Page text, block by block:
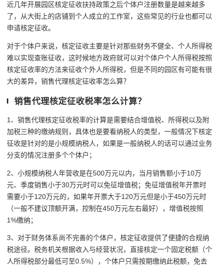
近几年开展园区核定征收扶持政策之后个体户注册数量是越来越多
了，从大街上的店铺到个人成立的工作室，这些常见的行业也都可以
申请核定征收。
对于个体户来说，核定征收主要是针对那些财务不健全、个人所得税
难以实现查账征收，这时候地方政府就可以对个体户个人所得税按照
核定征收率的方法来征收个外人所得税，但是不同的园区有可能有很
大的差异，销售代理核定征收率怎么算？
销售代理核定征收税率怎么计算？
1、销售代理核定征收税率的计算是需要结合增值税、所得税以及附
加税三种的缴纳规则，具体也是要看纳税人的类型，一般情况下核定
征收是针对的是小规模纳税人，如果是一般纳税人的话可以通过业务
分支的情况注册多个个体户；
2、小规模纳税人年营收是在500万元以内，当月销售额小于10万
元、季度销售小于30万元时可以免征增值税；免征增值税年开票时
需要小于120万元的，如果年开票大于120万元但是小于450万元时
（一般不建议顶额开满，控制在450万元左右最好），增值税按照
1%缴纳；
3、对于财务体系尚不完善的个体户，核定征收提供了便捷的合规纳
税途径。税务机关根据收入与经营状况，直接核定一个固定税额（个
人所得税部分最低可至0.5%），个体户只需按期缴纳此税额，免去